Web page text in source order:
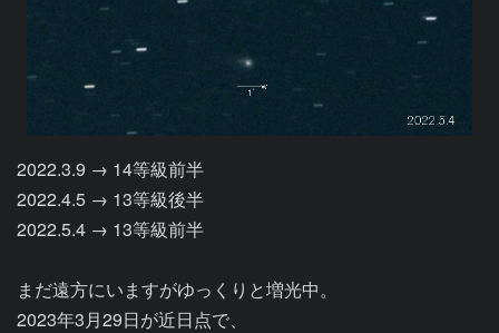
2022.3.9 → 14等級前半
2022.4.5 → 13等級後半
2022.5.4 → 13等級前半
まだ遠方にいますがゆっくりと増光中。
2023年3月29日が近日点で、